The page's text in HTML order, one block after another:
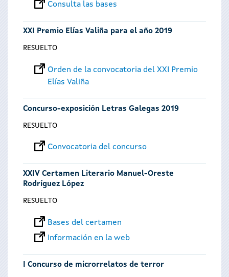
Consulta las bases
XXI Premio Elías Valiña para el año 2019
RESUELTO
Orden de la convocatoria del XXI Premio
Elías Valiña
Concurso-exposición Letras Galegas 2019
RESUELTO
Convocatoria del concurso
XXIV Certamen Literario Manuel-Oreste
Rodríguez López
RESUELTO
Bases del certamen
Información en la web
I Concurso de microrrelatos de terror